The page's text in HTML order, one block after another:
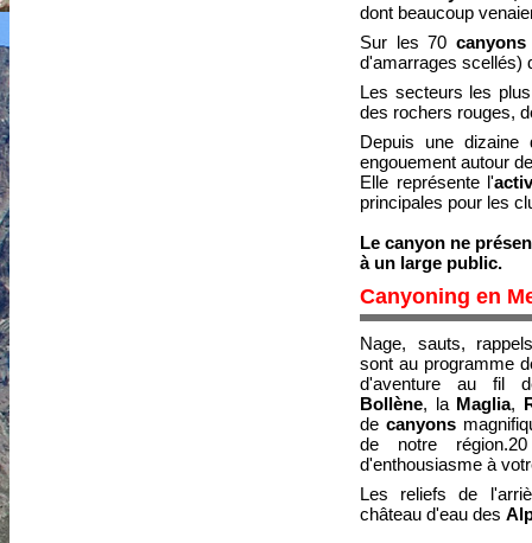
dont beaucoup
Sur les 70 canyons
d'amarrages scellés)
Les secteurs les
des rochers rouges,
Depuis une dizaine
engouement autour
Elle représente l'
principales pour les
Le canyon ne
à un large public.
Canyoning en
Nage, sauts,
sont au programme
d'aventure au fil
Bollène, la Maglia,
de canyons
de notre
d'enthousiasme à
Les reliefs de
château d'eau des